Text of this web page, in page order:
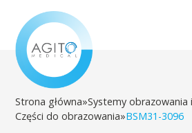
Strona główna»Systemy obrazowania
Części do obrazowania»BSM31-3096